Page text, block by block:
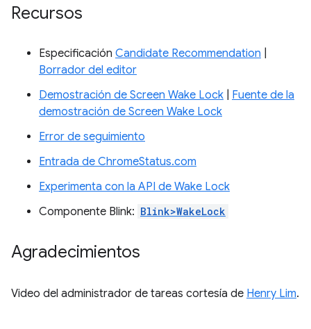
Recursos
Especificación Candidate Recommendation
Borrador del editor
Demostración de Screen Wake Lock
Fuente de la
demostración de Screen Wake Lock
Error de seguimiento
Entrada de ChromeStatus.com
Experimenta con la API de Wake Lock
Componente Blink: Blink>WakeLock
Agradecimientos
Video del administrador de tareas cortesía de Henry Lim.